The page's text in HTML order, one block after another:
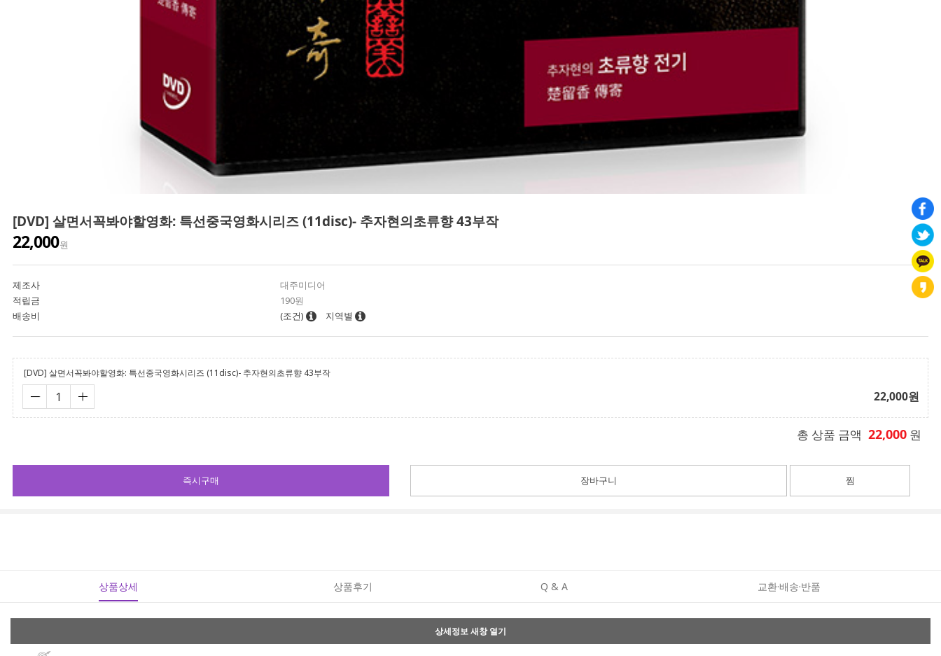
[DVD] 살면서꼭봐야할영화: 특선중국영화시리즈 (11disc)- 추자현의초류향 43부작
22,000원
제조사
대주미디어
적립금
190원
배송비
(조건) 지역별
[DVD] 살면서꼭봐야할영화: 특선중국영화시리즈 (11disc)- 추자현의초류향 43부작
22,000원
총 상품 금액 22,000 원
장바구니
즉시구매 찜
상품상세 상품후기 Q & A 교환·배송·반품
상세정보 새창 열기